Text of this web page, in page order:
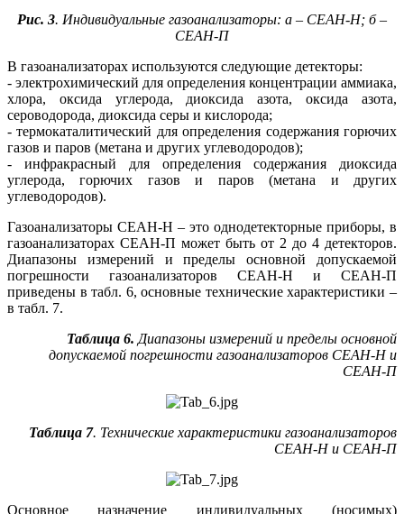
Рис. 3. Индивидуальные газоанализаторы: а – СЕАН-Н; б –
СЕАН-П
В газоанализаторах используются следующие детекторы:
- электрохимический для определения концентрации аммиака,
хлора, оксида углерода, диоксида азота, оксида азота,
сероводорода, диоксида се­ры и кислорода;
- термокаталитический для определения содержания горючих
газов и паров (метана и других углеводородов);
- инфракрасный для определения содержания диоксида
углерода, горючих газов и паров (метана и других
углеводородов).
Газоанализаторы СЕАН-Н – это однодетекторные приборы, в
газоанализаторах СЕАН-П может быть от 2 до 4 детекторов.
Диапазоны измерений и пределы основной допускаемой
погрешности газоанализаторов ­СЕАН-Н и ­СЕАН-П
приведены в табл. 6, основные технические характеристики –
в табл. 7.
Таблица 6. Диапазоны измерений и пределы основной
допускаемой погрешности газоанализаторов СЕАН-Н и
СЕАН-П
Таблица 7. Технические характеристики газоанализаторов
СЕАН-Н и СЕАН-П
Основное назначение индивидуальных (носимых)